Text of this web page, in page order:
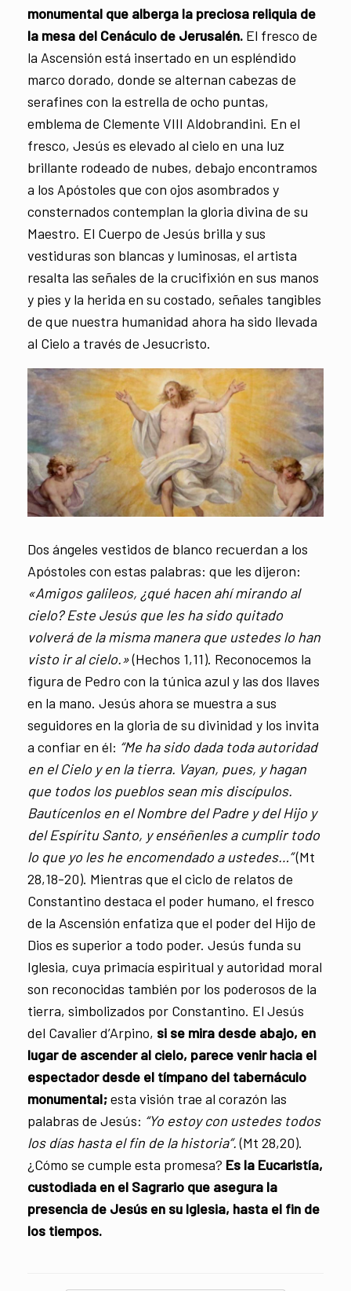
monumental que alberga la preciosa reliquia de
la mesa del Cenáculo de Jerusalén. El fresco de
la Ascensión está insertado en un espléndido
marco dorado, donde se alternan cabezas de
serafines con la estrella de ocho puntas,
emblema de Clemente VIII Aldobrandini. En el
fresco, Jesús es elevado al cielo en una luz
brillante rodeado de nubes, debajo encontramos
a los Apóstoles que con ojos asombrados y
consternados contemplan la gloria divina de su
Maestro. El Cuerpo de Jesús brilla y sus
vestiduras son blancas y luminosas, el artista
resalta las señales de la crucifixión en sus manos
y pies y la herida en su costado, señales tangibles
de que nuestra humanidad ahora ha sido llevada
al Cielo a través de Jesucristo.
Dos ángeles vestidos de blanco recuerdan a los
Apóstoles con estas palabras: que les dijeron:
«Amigos galileos, ¿qué hacen ahí mirando al
cielo? Este Jesús que les ha sido quitado
volverá de la misma manera que ustedes lo han
visto ir al cielo.»(Hechos 1,11). Reconocemos la
figura de Pedro con la túnica azul y las dos llaves
en la mano. Jesús ahora se muestra a sus
seguidores en la gloria de su divinidad y los invita
a confiar en él: “Me ha sido dada toda autoridad
en el Cielo y en la tierra. Vayan, pues, y hagan
que todos los pueblos sean mis discípulos.
Bautícenlos en el Nombre del Padre y del Hijo y
del Espíritu Santo, y enséñenles a cumplir todo
lo que yo les he encomendado a ustedes…”(Mt
28,18-20). Mientras que el ciclo de relatos de
Constantino destaca el poder humano, el fresco
de la Ascensión enfatiza que el poder del Hijo de
Dios es superior a todo poder. Jesús funda su
Iglesia, cuya primacía espiritual y autoridad moral
son reconocidas también por los poderosos de la
tierra, simbolizados por Constantino. El Jesús
del Cavalier d’Arpino, si se mira desde abajo, en
lugar de ascender al cielo, parece venir hacia el
espectador desde el tímpano del tabernáculo
monumental;esta visión trae al corazón las
palabras de Jesús: “Yo estoy con ustedes todos
los días hasta el fin de la historia”.(Mt 28,20).
¿Cómo se cumple esta promesa? Es la Eucaristía,
custodiada en el Sagrario que asegura la
presencia de Jesús en su Iglesia, hasta el fin de
los tiempos.